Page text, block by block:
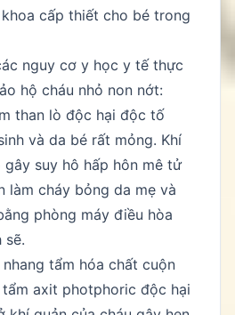
cấp thiết cho bé trong
nguy cơ y học y tế thực
hộ cháu nhỏ non nớt:
than lò độc hại độc tố
và da bé rất mỏng. Khí
suy hô hấp hôn mê tử
làm cháy bỏng da mẹ và
phòng máy điều hòa
sẽ.
tẩm hóa chất cuộn
axit photphoric độc hại